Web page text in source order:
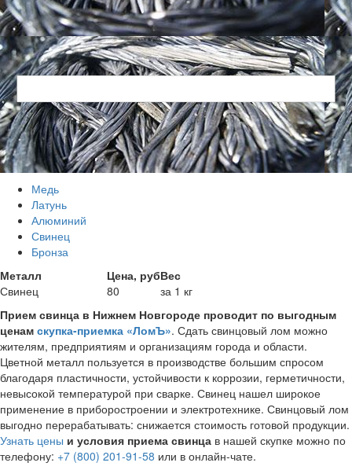
Медь
Латунь
Алюминий
Свинец
Бронза
Металл
Цена, рубВес
Свинец
80
за 1 кг
Прием свинца в Нижнем Новгороде проводит по выгодным
ценам скупка-приемка «ЛомЪ». Сдать свинцовый лом можно
жителям, предприятиям и организациям города и области.
Цветной металл пользуется в производстве большим спросом
благодаря пластичности, устойчивости к коррозии, герметичности,
невысокой температурой при сварке. Свинец нашел широкое
применение в приборостроении и электротехнике. Свинцовый лом
выгодно перерабатывать: снижается стоимость готовой продукции.
Узнать цены и условия приема свинца в нашей скупке можно по
телефону: +7 (800) 201-91-58 или в онлайн-чате.